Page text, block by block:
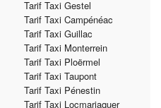
Tarif Taxi Gestel
Tarif Taxi Campénéac
Tarif Taxi Guillac
Tarif Taxi Monterrein
Tarif Taxi Ploërmel
Tarif Taxi Taupont
Tarif Taxi Pénestin
Tarif Taxi Locmariaquer